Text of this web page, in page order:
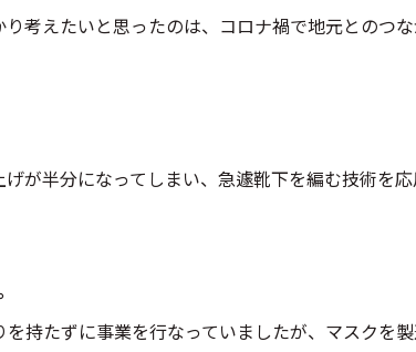
考えたいと思ったのは、コロナ禍で地元とのつ
が半分になってしまい、急遽靴下を編む技術を
持たずに事業を行なっていましたが、マスクを